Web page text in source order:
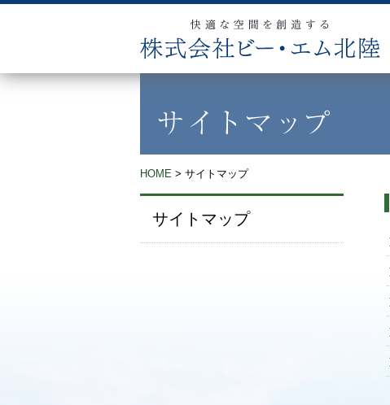
HOME > サイトマップ
サイトマップ